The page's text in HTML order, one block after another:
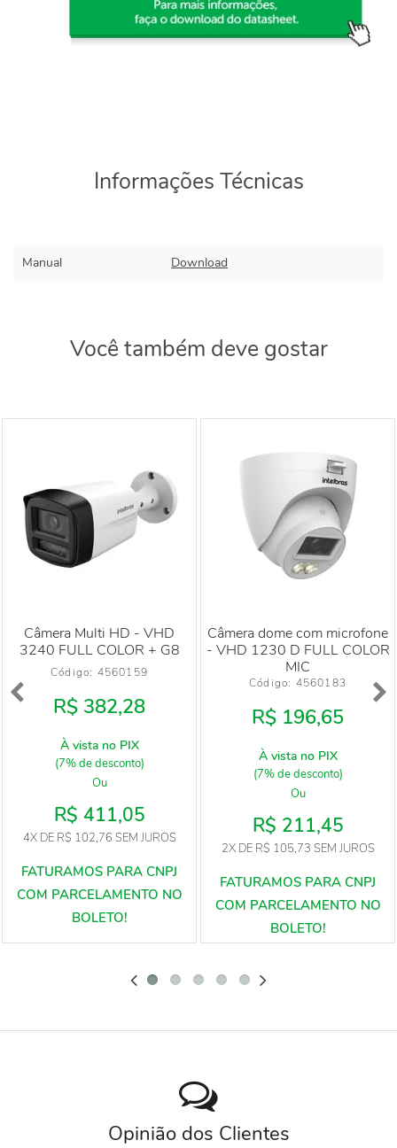
Informações Técnicas
Manual Download
Você também deve gostar
Câmera Multi HD - VHD
3240 FULL COLOR + G8
Código: 4560159
R$ 382,28
À vista no PIX
(7% de desconto)
Ou
R$ 411,05
4XDE R$ 102,76 SEM JUROS
Câmera dome com microfone
- VHD 1230 D FULL COLOR
MIC
Código: 4560183
R$ 196,65
À vista no PIX
(7% de desconto)
Ou
R$ 211,45
2XDE R$ 105,73 SEM JUROS
Opinião dos Clientes